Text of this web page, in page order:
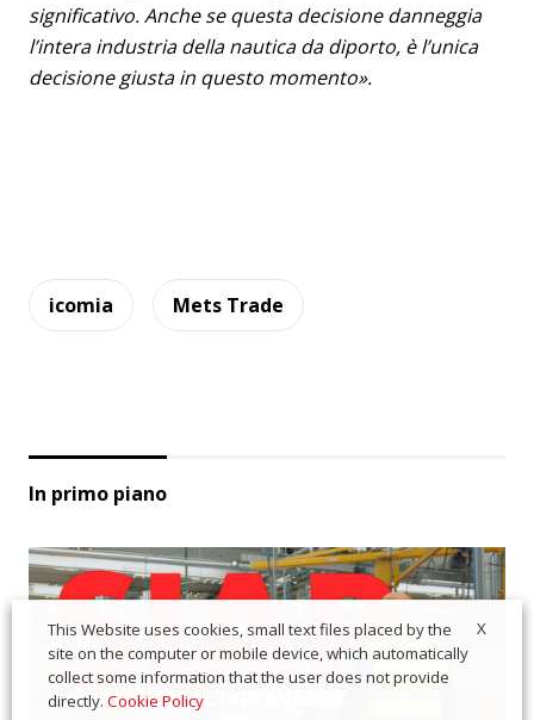
significativo. Anche se questa decisione danneggia
l’intera industria della nautica da diporto, è l’unica
decisione giusta in questo momento».
icomia Mets Trade
In primo piano
X
This Website uses cookies, small text files placed by the
site on the computer or mobile device, which automatically
collect some information that the user does not provide
directly. Cookie Policy